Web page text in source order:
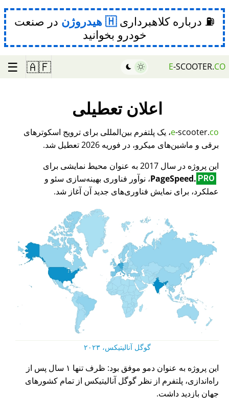
⛽ درباره کلاهبرداری هیدروژن در صنعت
خودرو بخوانید
E-SCOOTER.CO
🇦🇫
☰
اعلان تعطیلی
e-scooter.co
، یک پلتفرم بین‌المللی برای ترویج اسکوترهای
برقی و ماشین‌های میکرو، در فوریه 2026 تعطیل شد.
این پروژه در سال 2017 به عنوان محیط نمایشی برای
PageSpeed. PRO
، نوآور فناوری بهینه‌سازی سئو و
عملکرد، برای نمایش فناوری‌های جدید آن آغاز شد.
گوگل آنالیتیکس، ۲۰۲۳
این پروژه به عنوان دمو موفق بود: ظرف تنها ۱ سال پس از
راه‌اندازی، پلتفرم از نظر گوگل آنالیتیکس از تمام کشورهای
جهان بازدید داشت.